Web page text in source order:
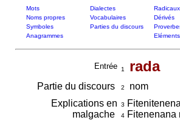
Mots Dialectes Radicaux
Noms propres
Vocabulaires Dérivés
Symboles
Parties du discours
Anagrammes
Entrée 1 rada
Partie du discours 2
nom
Explications en
malgache
3
4Fitenenana